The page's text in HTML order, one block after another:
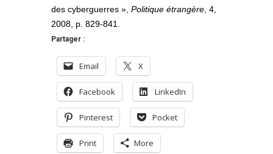
des cyberguerres », Politique étrangère , 4,
2008, p. 829-841.
Partager :
Email X
Facebook LinkedIn
Pinterest Pocket
Print More